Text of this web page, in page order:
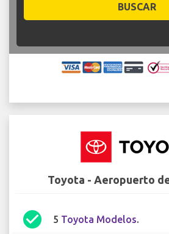
BUSCAR
Toyota - Aeropuerto
check_circle 5 Toyota Modelos.